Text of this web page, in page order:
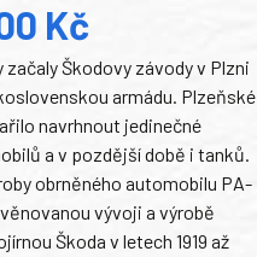
Kč
Škodovy závody v Plzni
armádu. Plzeňské
navrhnout jedinečné
a v pozdější době i tanků.
obrněného automobilu PA-
vývoji a výrobě
Škoda v letech 1919 až